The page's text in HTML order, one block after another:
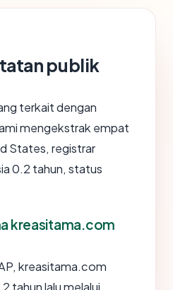
publik
terkait dengan
mengekstrak empat
States, registrar
0.2 tahun, status
kreasitama.com
kreasitama.com